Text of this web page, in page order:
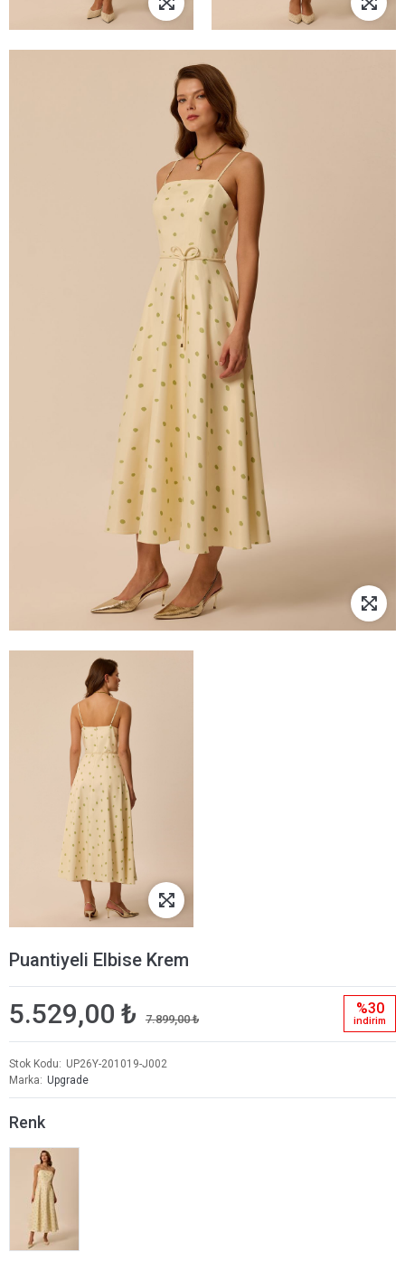
Puantiyeli Elbise Krem
5.529,00 ₺ 7.899,00 ₺
%30
i̇ndi̇ri̇m
Stok Kodu
UP26Y-201019-J002
Marka
Upgrade
Renk